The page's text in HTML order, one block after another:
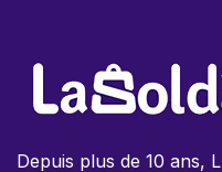
Depuis plus de 10 ans,